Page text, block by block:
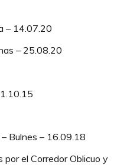
– 14.07.20
– 25.08.20
Bulnes – 16.09.18
por el Corredor Oblicuo y